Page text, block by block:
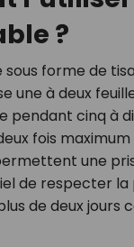
?
sous forme de
une à deux
pendant cinq à
fois maximum
une
de respecter la
de deux jours